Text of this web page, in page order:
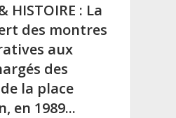
HISTOIRE : La
des montres
aux
des
la place
en 1989...